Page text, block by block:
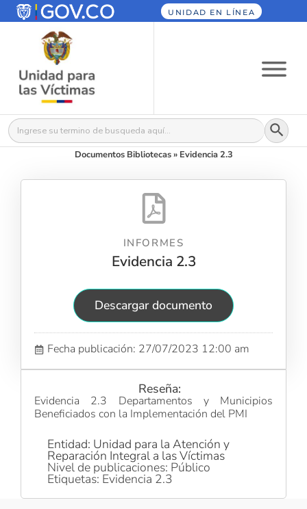
UNIDAD EN LÍNEA
Buscar: Botón
Documentos Bibliotecas» Evidencia 2.3
INFORMES
Evidencia 2.3
Descargar documento
Fecha publicación: 27/07/2023 12:00 am
Reseña:
Evidencia 2.3 Departamentos y Municipios
Beneficiados con la Implementación del PMI
Entidad: Unidad para la Atención y
Reparación Integral a las Víctimas
Nivel de publicaciones: Público
Etiquetas: Evidencia 2.3